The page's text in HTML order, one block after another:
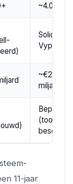
~4.000+
Solidity,
Vyper
~€285
miljard
Beperkt
(tooling
11-jaar